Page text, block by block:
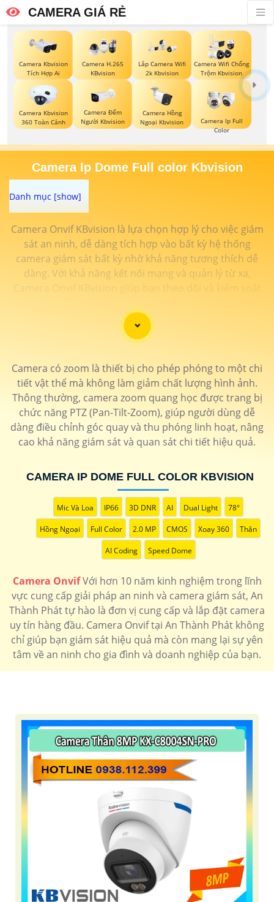
CAMERA GIÁ RẺ
Camera Kbvision
Tích Hợp Ai
Camera H.265
KBvision
Lắp Camera Wifi
2k Kbvision
Camera Wifi Chống
Trộm Kbvision
Camera Kbvision
360 Toàn Cảnh
Camera Đếm
Người Kbvision
Camera Hồng
Ngoại Kbvision
Camera Ip Full
Color
Camera Ip Dome Full color Kbvision
Camera Onvif KBvision là lựa chọn hợp lý cho việc giám
sát an ninh, dễ dàng tích hợp vào bất kỳ hệ thống
camera giám sát bất kỳ nhờ khả năng tương thích dễ
dàng. Với khả năng kết nối mạng và quản lý từ xa,
Camera Onvif KBvision giúp bạn theo dõi và kiểm soát
một số dòng camera quan sát chất lượng dành cho
bạn tham khảo.
'
Camera có zoom là thiết bị cho phép phóng to một chi
tiết vật thể mà không làm giảm chất lượng hình ảnh.
Thông thường, camera zoom quang học được trang bị
chức năng PTZ (Pan-Tilt-Zoom), giúp người dùng dễ
dàng điều chỉnh góc quay và thu phóng linh hoạt, nâng
cao khả năng giám sát và quan sát chi tiết hiệu quả.
CAMERA IP DOME FULL COLOR KBVISION
Mic Và Loa IP66 3D DNR AI Dual Light 78°
Hồng Ngoại Full Color 2.0 MP CMOS Xoay 360 Thân
AI Coding Speed Dome
Camera OnvifVới hơn 10 năm kinh nghiệm trong lĩnh
vực cung cấp giải pháp an ninh và camera giám sát, An
Thành Phát tự hào là đơn vị cung cấp và lắp đặt camera
uy tín hàng đầu. Camera Onvif tại An Thành Phát không
chỉ giúp bạn giám sát hiệu quả mà còn mang lại sự yên
tâm về an ninh cho gia đình và doanh nghiệp của bạn.